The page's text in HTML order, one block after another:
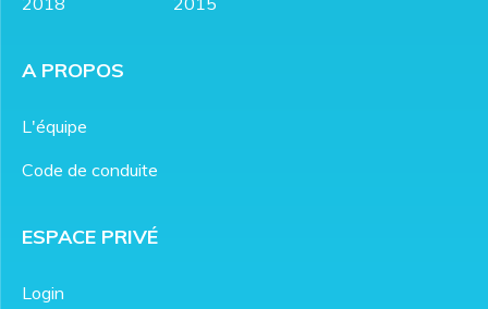
A PROPOS
L'équipe
Code de conduite
ESPACE PRIVÉ
Login